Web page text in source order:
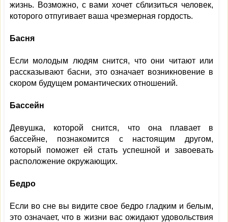
жизнь. Возможно, с вами хочет сблизиться человек,
которого отпугивает ваша чрезмерная гордость.
Басня
Если молодым людям снится, что они читают или
рассказывают басни, это означает возникновение в
скором будущем романтических отношений.
Бассейн
Девушка, которой снится, что она плавает в
бассейне, познакомится с настоящим другом,
который поможет ей стать успешной и завоевать
расположение окружающих.
Бедро
Если во сне вы видите свое бедро гладким и белым,
это означает, что в жизни вас ожидают удовольствия